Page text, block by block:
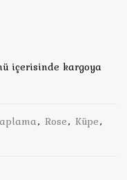
içerisinde kargoya
, Rose, Küpe,